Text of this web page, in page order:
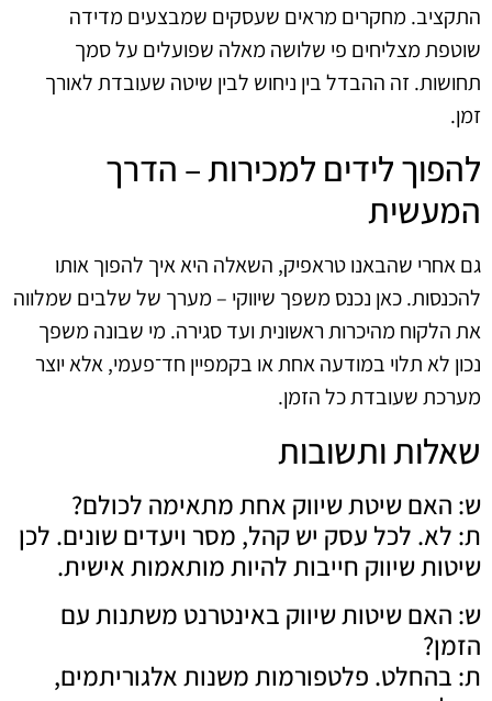
התקציב. מחקרים מראים שעסקים שמבצעים מדידה
שוטפת מצליחים פי שלושה מאלה שפועלים על סמך
תחושות. זה ההבדל בין ניחוש לבין שיטה שעובדת לאורך
זמן.
להפוך לידים למכירות – הדרך
המעשית
גם אחרי שהבאנו טראפיק, השאלה היא איך להפוך אותו
להכנסות. כאן נכנס משפך שיווקי – מערך של שלבים שמלווה
את הלקוח מהיכרות ראשונית ועד סגירה. מי שבונה משפך
נכון לא תלוי במודעה אחת או בקמפיין חד־פעמי, אלא יוצר
מערכת שעובדת כל הזמן.
שאלות ותשובות
ש: האם שיטת שיווק אחת מתאימה לכולם?
ת: לא. לכל עסק יש קהל, מסר ויעדים שונים. לכן
שיטות שיווק חייבות להיות מותאמות אישית.
ש: האם שיטות שיווק באינטרנט משתנות עם
הזמן?
ת: בהחלט. פלטפורמות משנות אלגוריתמים,